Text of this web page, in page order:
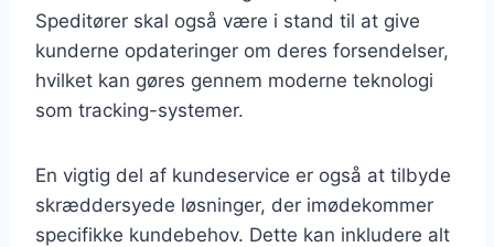
Speditører skal også være i stand til at give
kunderne opdateringer om deres forsendelser,
hvilket kan gøres gennem moderne teknologi
som tracking-systemer.
En vigtig del af kundeservice er også at tilbyde
skræddersyede løsninger, der imødekommer
specifikke kundebehov. Dette kan inkludere alt